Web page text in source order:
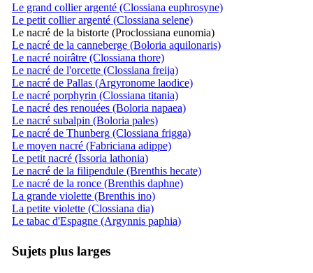
Le grand collier argenté (Clossiana euphrosyne)
Le petit collier argenté (Clossiana selene)
Le nacré de la bistorte (Proclossiana eunomia)
Le nacré de la canneberge (Boloria aquilonaris)
Le nacré noirâtre (Clossiana thore)
Le nacré de l'orcette (Clossiana freija)
Le nacré de Pallas (Argyronome laodice)
Le nacré porphyrin (Clossiana titania)
Le nacré des renouées (Boloria napaea)
Le nacré subalpin (Boloria pales)
Le nacré de Thunberg (Clossiana frigga)
Le moyen nacré (Fabriciana adippe)
Le petit nacré (Issoria lathonia)
Le nacré de la filipendule (Brenthis hecate)
Le nacré de la ronce (Brenthis daphne)
La grande violette (Brenthis ino)
La petite violette (Clossiana dia)
Le tabac d'Espagne (Argynnis paphia)
Sujets plus larges